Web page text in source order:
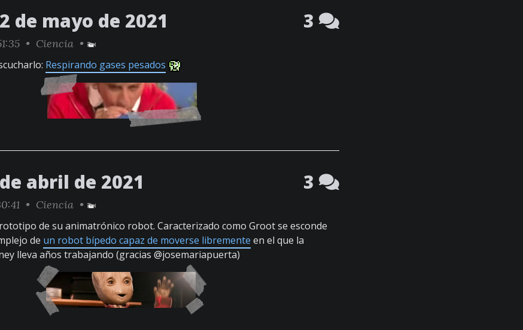
de mayo de 2021 3
• Ciencia •
Respirando gases pesados
abril de 2021 3
• Ciencia •
de su animatrónico robot. Caracterizado como Groot se esconde
de un robot bípedo capaz de moverse libremente en el que la
lleva años trabajando (gracias @josemariapuerta)